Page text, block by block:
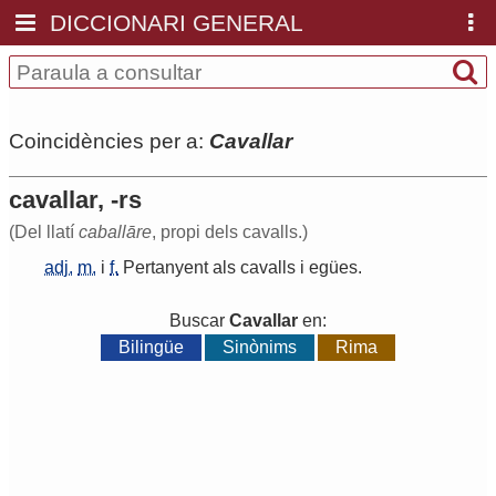
DICCIONARI GENERAL
Coincidències per a: Cavallar
cavallar, -rs
(Del llatí caballāre, propi dels cavalls.)
adj. m. i f. Pertanyent als cavalls i egües.
Buscar Cavallar en:
Bilingüe
Sinònims Rima